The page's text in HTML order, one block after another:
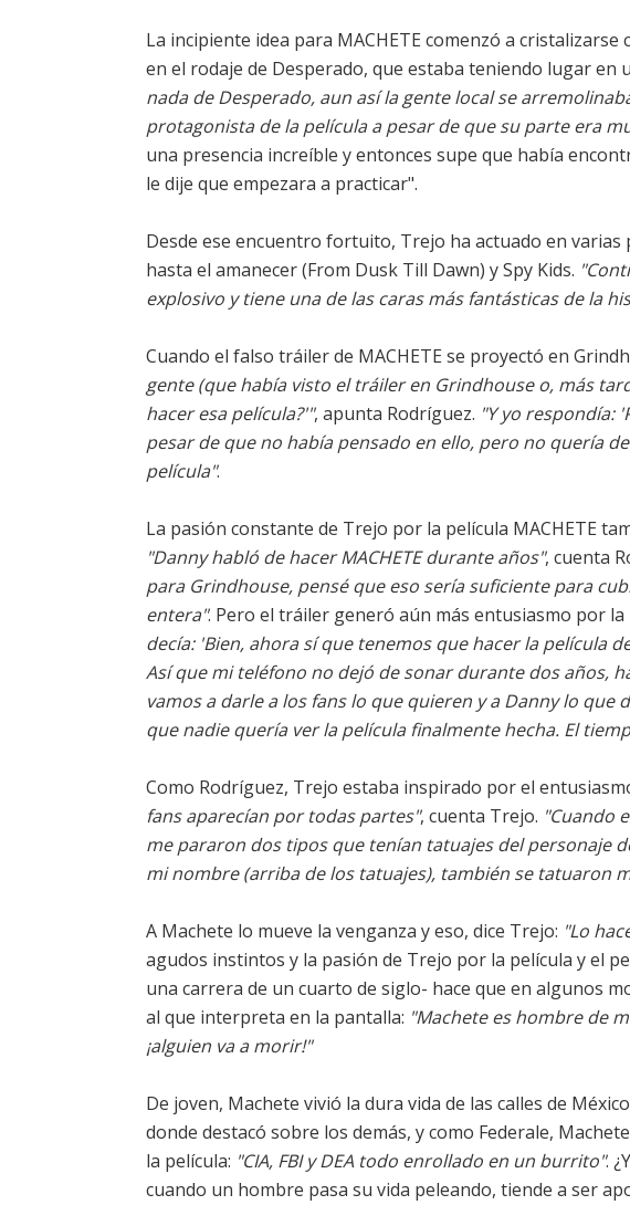
La incipiente idea para MACHETE comenzó a
en el rodaje de Desperado, que estaba teniendo lugar en
nada de Desperado, aun así la gente local se
protagonista de la película a pesar de que su parte era
una presencia increíble y entonces supe que había
le dije que empezara a practicar".
Desde ese encuentro fortuito, Trejo ha actuado en
hasta el amanecer (From Dusk Till Dawn) y Spy Kids.
explosivo y tiene una de las caras más fantásticas de la
Cuando el falso tráiler de MACHETE se proyectó en
gente (que había visto el tráiler en Grindhouse o, más
hacer esa película?'", apunta Rodríguez. "Y yo respondía:
pesar de que no había pensado en ello, pero no quería
película".
La pasión constante de Trejo por la película MACHETE
"Danny habló de hacer MACHETE durante años", cuenta
para Grindhouse, pensé que eso sería suficiente para
entera". Pero el tráiler generó aún más entusiasmo por la
decía: 'Bien, ahora sí que tenemos que hacer la película
Así que mi teléfono no dejó de sonar durante dos años,
vamos a darle a los fans lo que quieren y a Danny lo que
que nadie quería ver la película finalmente hecha. El
Como Rodríguez, Trejo estaba inspirado por el
fans aparecían por todas partes", cuenta Trejo. "Cuando
me pararon dos tipos que tenían tatuajes del personaje
mi nombre (arriba de los tatuajes), también se tatuaron
A Machete lo mueve la venganza y eso, dice Trejo: "Lo
agudos instintos y la pasión de Trejo por la película y el
una carrera de un cuarto de siglo- hace que en algunos
al que interpreta en la pantalla: "Machete es hombre de
¡alguien va a morir!"
De joven, Machete vivió la dura vida de las calles de
donde destacó sobre los demás, y como Federale,
la película: "CIA, FBI y DEA todo enrollado en un burrito".
cuando un hombre pasa su vida peleando, tiende a ser